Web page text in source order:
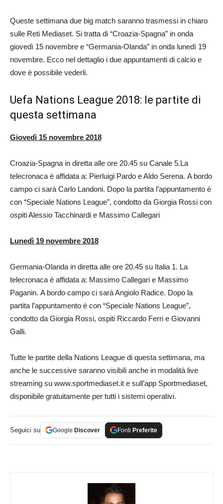
Queste settimana due big match saranno trasmessi in chiaro
sulle Reti Mediaset. Si tratta di “Croazia-Spagna” in onda
giovedì 15 novembre e “Germania-Olanda” in onda lunedì 19
novembre. Ecco nel dettaglio i due appuntamenti di calcio e
dove è possibile vederli.
Uefa Nations League 2018: le partite di
questa settimana
Giovedì 15 novembre 2018
Croazia-Spagna in diretta alle ore 20.45 su Canale 5.La
telecronaca è affidata a: Pierluigi Pardo e Aldo Serena. A bordo
campo ci sarà Carlo Landoni. Dopo la partita l’appuntamento è
con “Speciale Nations League”, condotto da Giorgia Rossi con
ospiti Alessio Tacchinardi e Massimo Callegari
Lunedì 19 novembre 2018
Germania-Olanda in diretta alle ore 20.45 su Italia 1. La
telecronaca è affidata a: Massimo Callegari e Massimo
Paganin. A bordo campo ci sarà Angiolo Radice. Dopo la
partita l’appuntamento è con “Speciale Nations League”,
condotto da Giorgia Rossi, ospiti Riccardo Ferri e Giovanni
Galli.
Tutte le partite della Nations League di questa settimana, ma
anche le successive saranno visibili anche in modalità live
streaming su www.sportmediaset.it e sull’app Sportmediaset,
disponibile gratuitamente per tutti i sistemi operativi.
Seguici su Google Discover Fonti Preferite